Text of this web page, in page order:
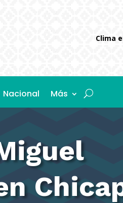
Clima
Nacional Más